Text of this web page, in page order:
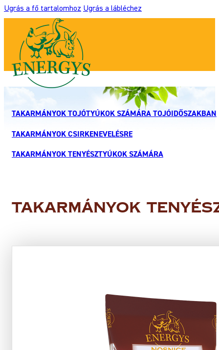
Ugrás a fő tartalomhoz Ugrás a lábléchez
TAKARMÁNYOK TOJÓTYÚKOK SZÁMÁRA TOJÓIDŐSZAKBAN
TAKARMÁNYOK CSIRKENEVELÉSRE
TAKARMÁNYOK TENYÉSZTYÚKOK SZÁMÁRA
Takarmányok